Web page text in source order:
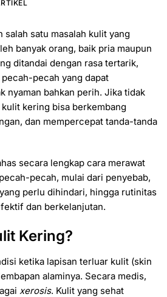
salah satu masalah kulit yang
banyak orang, baik pria maupun
ditandai dengan rasa tertarik,
pecah yang dapat
nyaman bahkan perih. Jika tidak
kering bisa berkembang
dan mempercepat tanda-tanda
secara lengkap cara merawat
pecah, mulai dari penyebab,
perlu dihindari, hingga rutinitas
dan berkelanjutan.
Kering?
ketika lapisan terluar kulit (skin
alaminya. Secara medis,
xerosis. Kulit yang sehat